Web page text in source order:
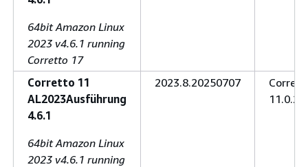
64bit Amazon Linux
2023 v4.6.1 running
Corretto 17
Corretto 11
AL2023Ausführung
4.6.1
64bit Amazon Linux
2023 v4.6.1 running
2023.8.20250707